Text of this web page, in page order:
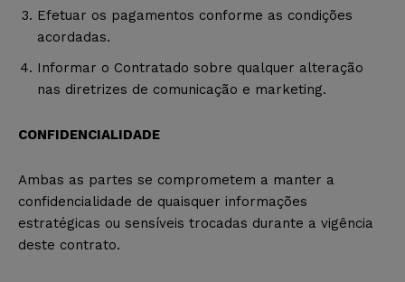
Efetuar os pagamentos conforme as condições
acordadas.
Informar o Contratado sobre qualquer alteração
nas diretrizes de comunicação e marketing.
CONFIDENCIALIDADE
Ambas as partes se comprometem a manter a
confidencialidade de quaisquer informações
estratégicas ou sensíveis trocadas durante a vigência
deste contrato.